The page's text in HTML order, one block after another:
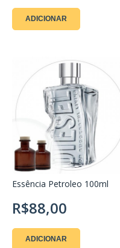
ADICIONAR
Essência Petroleo 100ml
R$88,00
ADICIONAR